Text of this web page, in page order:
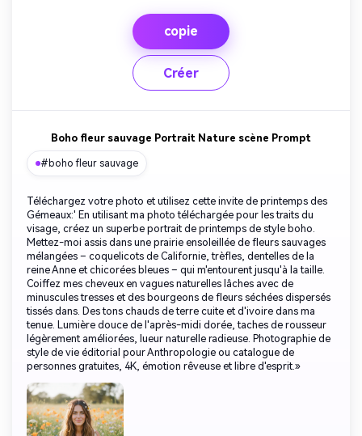
copie
Créer
Boho fleur sauvage Portrait Nature scène Prompt
#boho fleur sauvage
Téléchargez votre photo et utilisez cette invite de printemps des
Gémeaux:' En utilisant ma photo téléchargée pour les traits du
visage, créez un superbe portrait de printemps de style boho.
Mettez-moi assis dans une prairie ensoleillée de fleurs sauvages
mélangées – coquelicots de Californie, trèfles, dentelles de la
reine Anne et chicorées bleues – qui m'entourent jusqu'à la taille.
Coiffez mes cheveux en vagues naturelles lâches avec de
minuscules tresses et des bourgeons de fleurs séchées dispersés
tissés dans. Des tons chauds de terre cuite et d'ivoire dans ma
tenue. Lumière douce de l'après-midi dorée, taches de rousseur
légèrement améliorées, lueur naturelle radieuse. Photographie de
style de vie éditorial pour Anthropologie ou catalogue de
personnes gratuites, 4K, émotion rêveuse et libre d'esprit.»